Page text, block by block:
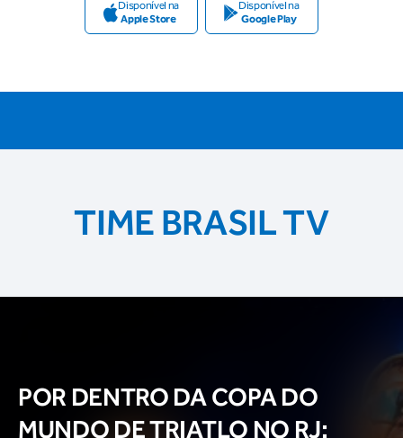
Disponível na
Apple Store
Disponível na
Google Play
TIME BRASIL TV
POR DENTRO DA COPA DO
MUNDO DE TRIATLO NO RJ: